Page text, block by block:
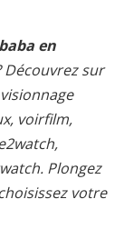
en
sur
voirfilm,
Plongez
votre